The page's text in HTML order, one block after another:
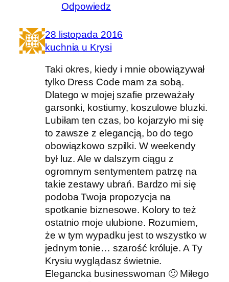
Odpowiedz
28 listopada 2016
kuchnia u Krysi
Taki okres, kiedy i mnie obowiązywał
tylko Dress Code mam za sobą.
Dlatego w mojej szafie przeważały
garsonki, kostiumy, koszulowe bluzki.
Lubiłam ten czas, bo kojarzyło mi się
to zawsze z elegancją, bo do tego
obowiązkowo szpilki. W weekendy
był luz. Ale w dalszym ciągu z
ogromnym sentymentem patrzę na
takie zestawy ubrań. Bardzo mi się
podoba Twoja propozycja na
spotkanie biznesowe. Kolory to też
ostatnio moje ulubione. Rozumiem,
że w tym wypadku jest to wszystko w
jednym tonie… szarość króluje. A Ty
Krysiu wyglądasz świetnie.
Elegancka businesswoman 🙂 Miłego